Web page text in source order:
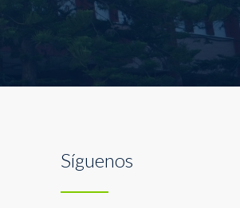
Síguenos